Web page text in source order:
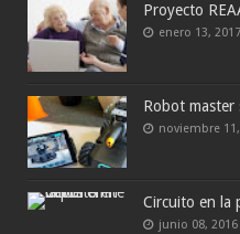
Proyecto
enero 13, 2017
Robot master
noviembre
Circuito en la
junio 08, 2016